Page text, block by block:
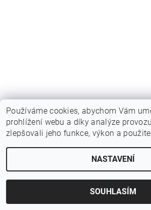
2026 © Birotarius, všechna práva vyhrazenaUpravit
Vytvořil Shoptet
Používáme cookies, abychom Vám
prohlížení webu a díky analýze
zlepšovali jeho funkce, výkon a
NASTAVENÍ
SOUHLASÍM